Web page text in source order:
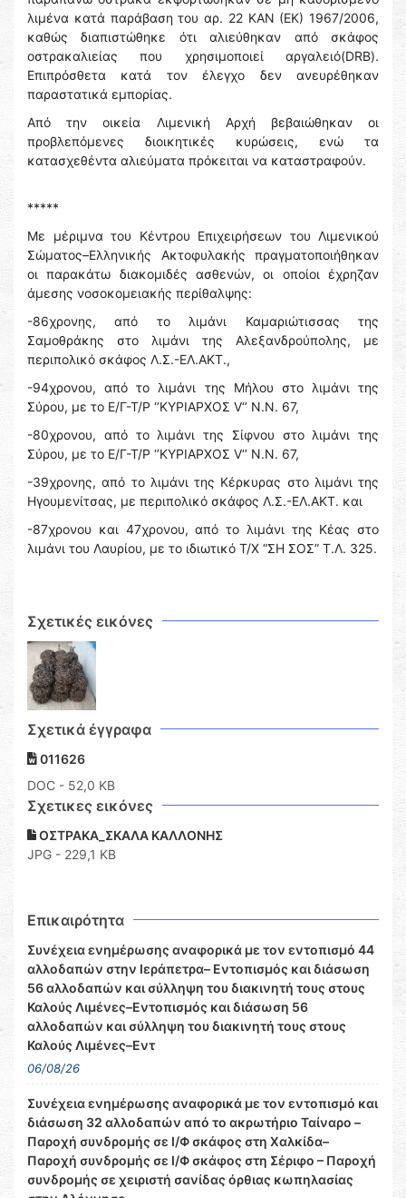
λιμένα κατά παράβαση του αρ. 22 ΚΑΝ (ΕΚ) 1967/2006,
καθώς διαπιστώθηκε ότι αλιεύθηκαν από σκάφος
οστρακαλιείας που χρησιμοποιεί αργαλειό(DRB).
Επιπρόσθετα κατά τον έλεγχο δεν ανευρέθηκαν
παραστατικά εμπορίας.
Από την οικεία Λιμενική Αρχή βεβαιώθηκαν οι
προβλεπόμενες διοικητικές κυρώσεις, ενώ τα
κατασχεθέντα αλιεύματα πρόκειται να καταστραφούν.
*****
Με μέριμνα του Κέντρου Επιχειρήσεων του Λιμενικού
Σώματος–Ελληνικής Ακτοφυλακής πραγματοποιήθηκαν
οι παρακάτω διακομιδές ασθενών, οι οποίοι έχρηζαν
άμεσης νοσοκομειακής περίθαλψης:
-86χρονης, από το λιμάνι Καμαριώτισσας της
Σαμοθράκης στο λιμάνι της Αλεξανδρούπολης, με
περιπολικό σκάφος Λ.Σ.-ΕΛ.ΑΚΤ.,
-94χρονου, από το λιμάνι της Μήλου στο λιμάνι της
Σύρου, με το Ε/Γ-Τ/Ρ ‘’ΚΥΡΙΑΡΧΟΣ V‘’ Ν.Ν. 67,
-80χρονου, από το λιμάνι της Σίφνου στο λιμάνι της
Σύρου, με το Ε/Γ-Τ/Ρ ‘’ΚΥΡΙΑΡΧΟΣ V‘’ Ν.Ν. 67,
-39χρονης, από το λιμάνι της Κέρκυρας στο λιμάνι της
Ηγουμενίτσας, με περιπολικό σκάφος Λ.Σ.-ΕΛ.ΑΚΤ. και
-87χρονου και 47χρονου, από το λιμάνι της Κέας στο
λιμάνι του Λαυρίου, με το ιδιωτικό Τ/Χ “ΣΗ ΣΟΣ” Τ.Λ. 325.
Σχετικές εικόνες
Σχετικά έγγραφα
011626
DOC - 52,0 KB
Σχετικες εικόνες
ΟΣΤΡΑΚΑ_ΣΚΑΛΑ ΚΑΛΛΟΝΗΣ
JPG - 229,1 KB
Επικαιρότητα
Συνέχεια ενημέρωσης αναφορικά με τον εντοπισμό 44
αλλοδαπών στην Ιεράπετρα– Εντοπισμός και διάσωση
56 αλλοδαπών και σύλληψη του διακινητή τους στους
Καλούς Λιμένες–Εντοπισμός και διάσωση 56
αλλοδαπών και σύλληψη του διακινητή τους στους
Καλούς Λιμένες–Εντ
06/08/26
Συνέχεια ενημέρωσης αναφορικά με τον εντοπισμό και
διάσωση 32 αλλοδαπών από το ακρωτήριο Ταίναρο –
Παροχή συνδρομής σε Ι/Φ σκάφος στη Χαλκίδα–
Παροχή συνδρομής σε Ι/Φ σκάφος στη Σέριφο – Παροχή
συνδρομής σε χειριστή σανίδας όρθιας κωπηλασίας